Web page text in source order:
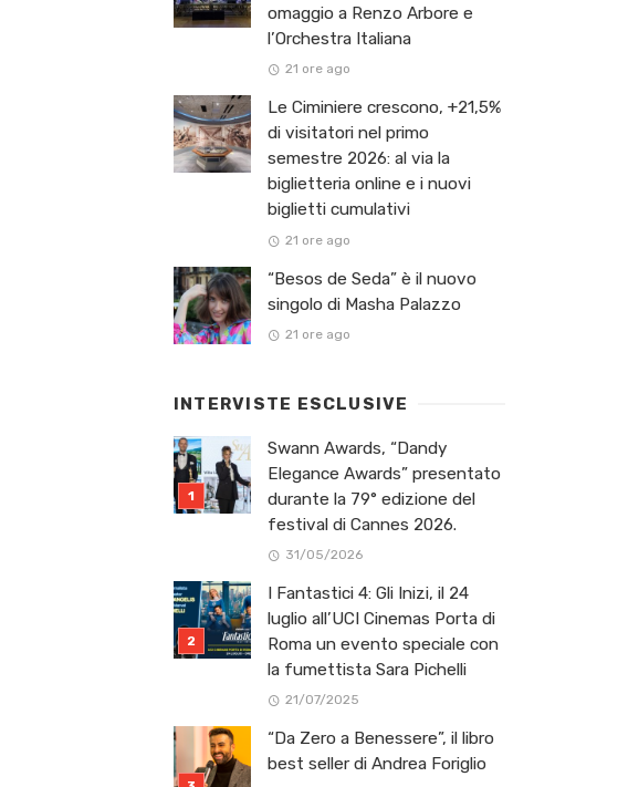
omaggio a Renzo Arbore e
l’Orchestra Italiana ​
21 ore ago
Le Ciminiere crescono, +21,5%
di visitatori nel primo
semestre 2026: al via la
biglietteria online e i nuovi
biglietti cumulativi
21 ore ago
“Besos de Seda” è il nuovo
singolo di Masha Palazzo
21 ore ago
INTERVISTE ESCLUSIVE
Swann Awards, “Dandy
Elegance Awards” presentato
durante la 79° edizione del
festival di Cannes 2026.
31/05/2026
I Fantastici 4: Gli Inizi, il 24
luglio all’UCI Cinemas Porta di
Roma un evento speciale con
la fumettista Sara Pichelli
21/07/2025
“Da Zero a Benessere”, il libro
best seller di Andrea Foriglio